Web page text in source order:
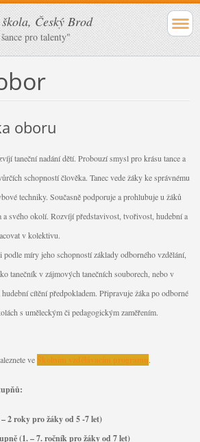
Český Brod
pro talenty"
oboru
taneční nadání dětí. Probouzí smysl pro krásu tance a
schopností člověka. Tanec vede žáky ke správnému
techniky. Současně podporuje a prohlubuje u žáků
a svého okolí. Rozvíjí představivost, tvořivost, hudební a
v kolektivu.
míry jeho schopností základy odborného vzdělání,
tanečník v zájmových tanečních souborech, nebo v
cítění předpokladem. Připravuje žáka po odborné
s uměleckým či pedagogickým zaměřením.
ve Školním vzdělávacím programu.
2 roky pro žáky od 5 -7 let)
(1. – 7. ročník pro žáky od 7 let)